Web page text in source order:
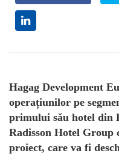
Hagag Development
operațiunilor pe
primului său hotel din
Radisson Hotel Group
proiect, care va fi